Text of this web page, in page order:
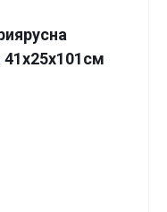
41х25х101см